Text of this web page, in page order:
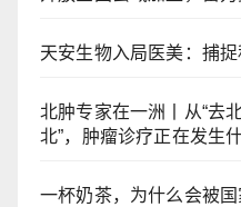
天安生物入局医美：捕
北肿专家在一洲丨从“去
北”，肿瘤诊疗正在发生
一杯奶茶，为什么会被国